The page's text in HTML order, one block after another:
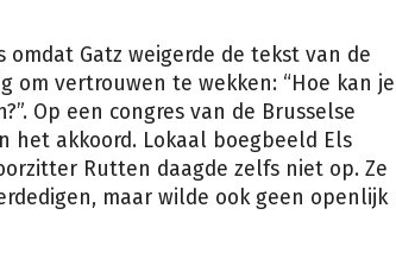
Gatz weigerde de tekst van de
om vertrouwen te wekken: “Hoe kan je
Op een congres van de Brusselse
het akkoord. Lokaal boegbeeld Els
Rutten daagde zelfs niet op. Ze
maar wilde ook geen openlijk